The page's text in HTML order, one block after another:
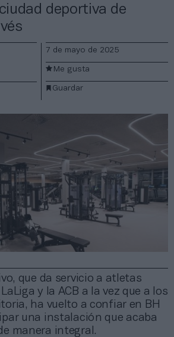
deportiva de
que da servicio a atletas
y la ACB a la vez que a los
ha vuelto a confiar en BH
una instalación que acaba
manera integral.
7 de mayo de 2025
Guardar
Me gusta